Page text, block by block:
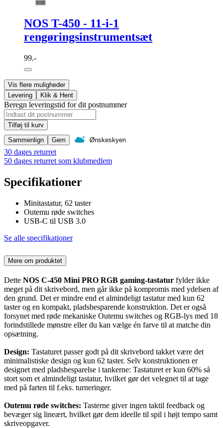
NOS T-450 - 11-i-1
rengøringsinstrumentsæt
99.-
Vis flere muligheder
Levering
Klik & Hent
Beregn leveringstid for dit postnummer
Tilføj til kurv
Sammenlign
Gem Ønskeskyen
30 dages returret
50 dages returret som klubmedlem
Specifikationer
Minitastatur, 62 taster
Outemu røde switches
USB-C til USB 3.0
Se alle specifikationer
Mere om produktet
Dette NOS C-450 Mini PRO RGB gaming-tastatur fylder ikke
meget på dit skrivebord, men går ikke på kompromis med ydelsen af
den grund. Det er mindre end et almindeligt tastatur med kun 62
taster og en kompakt, pladsbesparende konstruktion. Det er også
forsynet med røde mekaniske Outemu switches og RGB-lys med 18
forindstillede mønstre eller du kan vælge én farve til at matche din
opsætning.
Design: Tastaturet passer godt på dit skrivebord takket være det
minimalistiske design og kun 62 taster. Selv konstruktionen er
designet med pladsbesparelse i tankerne: Tastaturet er kun 60% så
stort som et almindeligt tastatur, hvilket gør det velegnet til at tage
med på farten til f.eks. turneringer.
Outemu røde switches: Tasterne giver ingen taktil feedback og
bevæger sig lineært, hvilket gør dem ideelle til spil i højt tempo samt
skriveopgaver.